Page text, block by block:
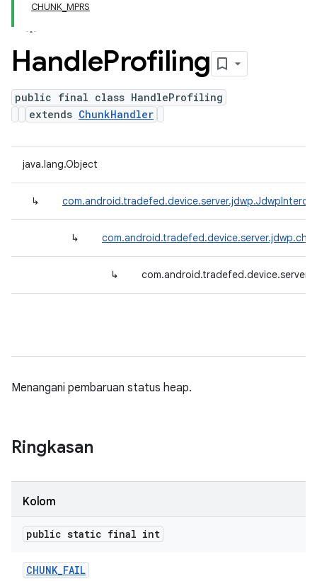
CHUNK_MPRS
HandleProfiling
public final class HandleProfiling
extends ChunkHandler
java.lang.Object
↳
↳
↳
Menangani pembaruan status heap.
Ringkasan
Kolom
public static final int
CHUNK_FAIL